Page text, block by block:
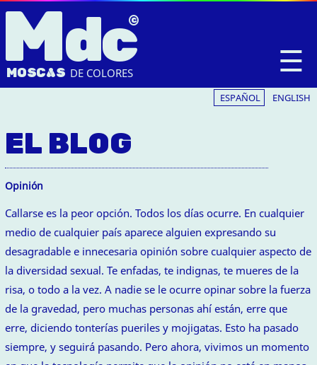
☰
Mdc
MOSCAS DE COLORES
ESPAÑOL ENGLISH
EL BLOG
Opinión
Callarse es la peor opción. Todos los días ocurre. En cualquier
medio de cualquier país aparece alguien expresando su
desagradable e innecesaria opinión sobre cualquier aspecto de
la diversidad sexual. Te enfadas, te indignas, te mueres de la
risa, o todo a la vez. A nadie se le ocurre opinar sobre la fuerza
de la gravedad, pero muchas personas ahí están, erre que
erre, diciendo tonterías pueriles y mojigatas. Esto ha pasado
siempre, y seguirá pasando. Pero ahora, vivimos un momento